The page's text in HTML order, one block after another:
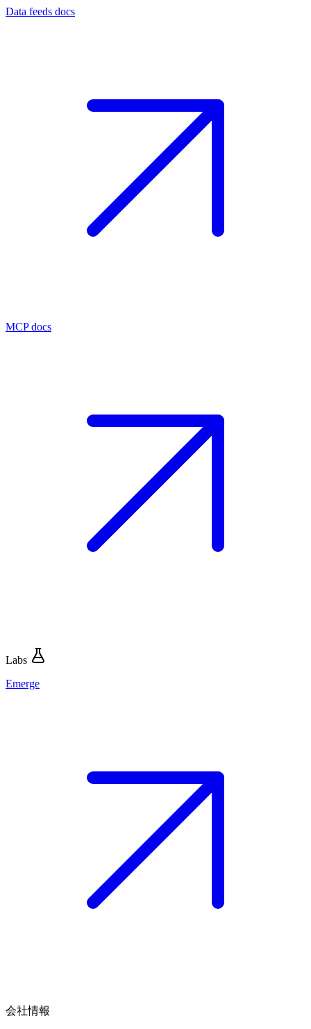
Data feeds docs
MCP docs
Labs
Emerge
会社情報